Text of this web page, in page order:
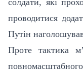
проводитися
Путін наголошував
Проте тактика